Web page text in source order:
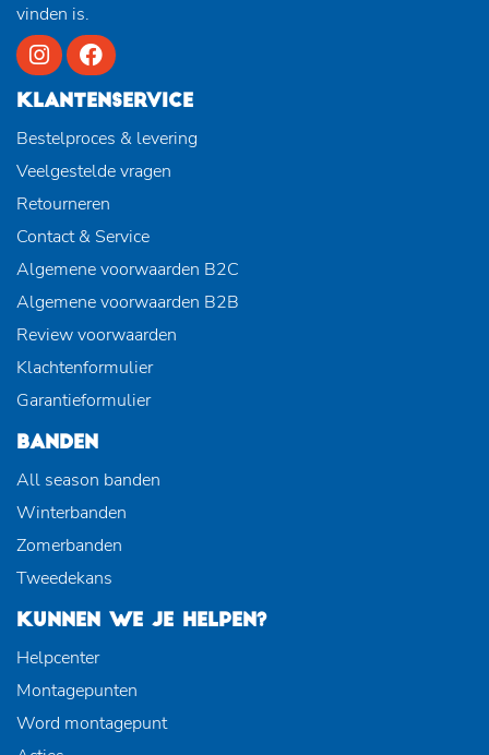
vinden is.
KLANTENSERVICE
Bestelproces & levering
Veelgestelde vragen
Retourneren
Contact & Service
Algemene voorwaarden B2C
Algemene voorwaarden B2B
Review voorwaarden
Klachtenformulier
Garantieformulier
BANDEN
All season banden
Winterbanden
Zomerbanden
Tweedekans
KUNNEN WE JE HELPEN?
Helpcenter
Montagepunten
Word montagepunt